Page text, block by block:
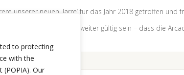
to protecting
with the
Our
unserer neuen ‚Jarre‘ für das Jahr 2018 getroffen
an diesem Jahr auch weiter gültig sein – dass die
zusammen tragen.